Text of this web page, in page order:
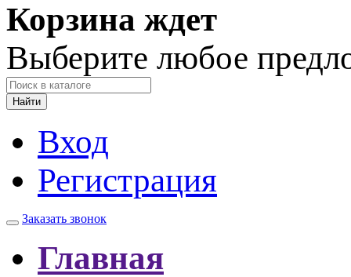
Корзина ждет
Выберите любое
Найти
Вход
Регистрация
Заказать звонок
Главная